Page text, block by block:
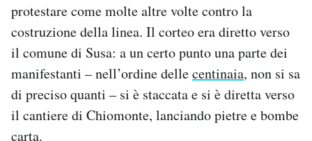
protestare come molte altre volte contro la
costruzione della linea. Il corteo era diretto verso
il comune di Susa: a un certo punto una parte dei
manifestanti – nell’ordine dellecentinaia, non si sa
di preciso quanti – si è staccata e si è diretta verso
il cantiere di Chiomonte, lanciando pietre e bombe
carta.